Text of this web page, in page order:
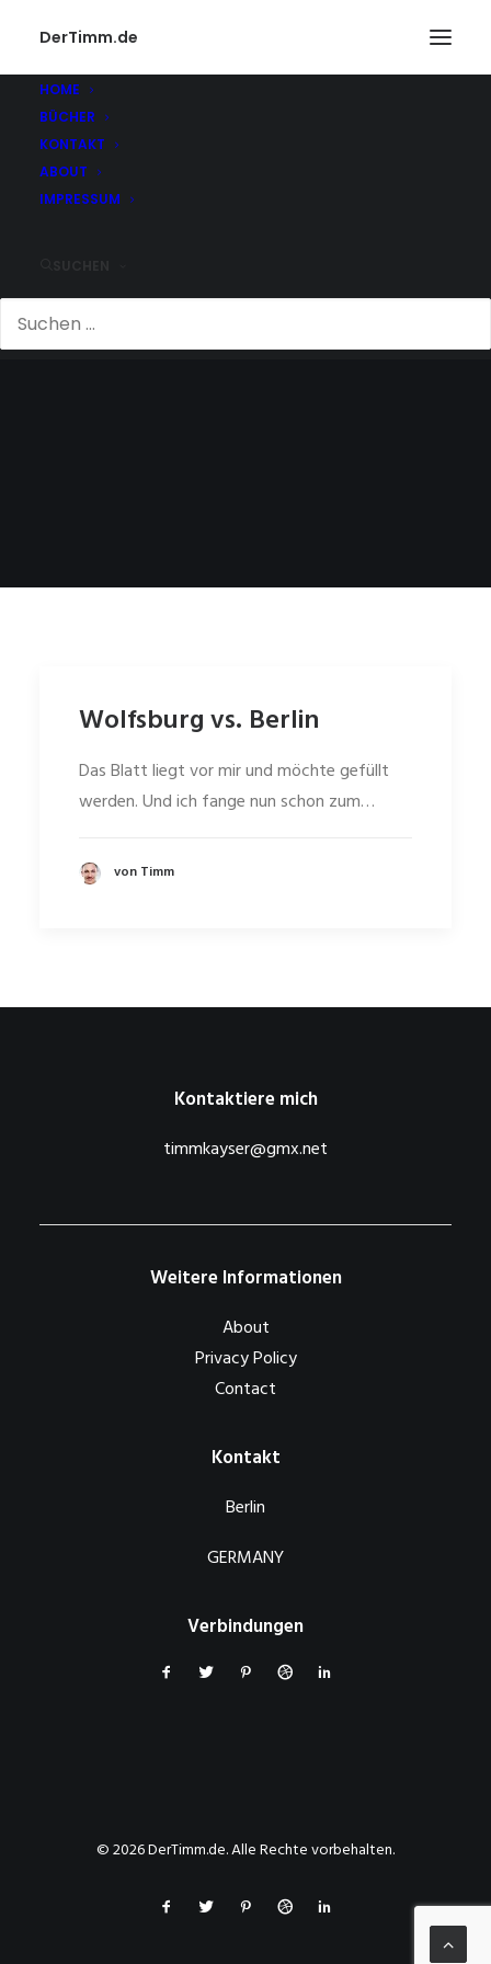
DerTimm.de
HOME
BÜCHER
KONTAKT
ABOUT
IMPRESSUM
Wolfsburg vs. Berlin
Das Blatt liegt vor mir und möchte gefüllt
werden. Und ich fange nun schon zum…
von Timm
Kontaktiere mich
timmkayser@gmx.net
Weitere Informationen
About
Privacy Policy
Contact
Kontakt
Berlin
GERMANY
Verbindungen
© 2026 DerTimm.de. Alle Rechte vorbehalten.